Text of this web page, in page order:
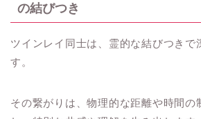
の結びつき
ツインレイ同士は、霊的な結びつきで
す。
その繋がりは、物理的な距離や時間の